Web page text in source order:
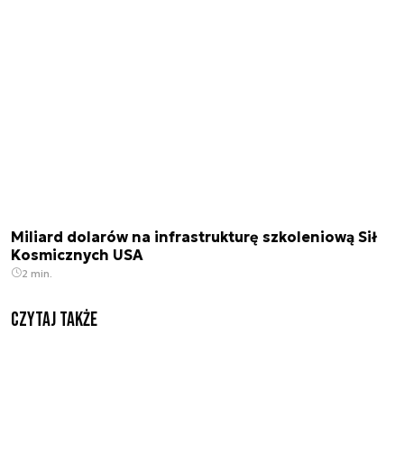
Miliard dolarów na infrastrukturę szkoleniową Sił
Kosmicznych USA
2 min.
Czytaj także